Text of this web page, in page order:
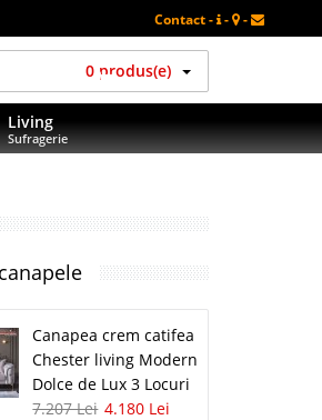
Contact - - -
0 produs(e)
Living
Sufragerie
Canapea crem catifea
Chester living Modern
Dolce de Lux 3 Locuri
7.207 Lei 4.180 Lei